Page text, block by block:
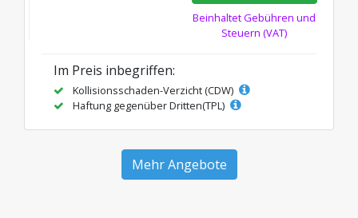
Beinhaltet Gebühren und
Steuern (VAT)
Im Preis inbegriffen:
Kollisionsschaden-Verzicht (CDW)
Haftung gegenüber Dritten(TPL)
Mehr Angebote